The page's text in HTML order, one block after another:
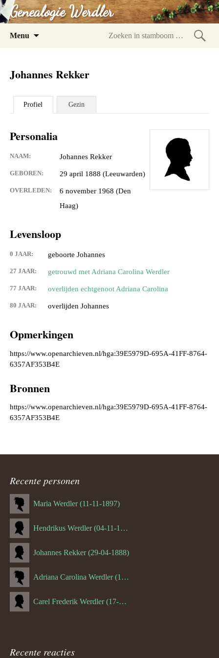
Genealogie Werdler
Menu
Johannes Rekker
Profiel Gezin
Personalia
NAAM: Johannes Rekker
GEBOREN: 29 april 1888 (Leeuwarden)
OVERLEDEN:
6 november 1968 (Den
Haag)
Levensloop
0 JAAR: geboorte Johannes
27 JAAR: getrouwd met Adriana Carolina Werdler
77 JAAR: overlijden echtgenoot Adriana Carolina
80 JAAR: overlijden Johannes
Opmerkingen
https://www.openarchieven.nl/hga:39E5979D-695A-41FF-8764-
6357AF353B4E
Bronnen
https://www.openarchieven.nl/hga:39E5979D-695A-41FF-8764-
6357AF353B4E
Recente personen
Maria Werdler (11-11-1897)
Hendrikus Werdler (04-11-1904)
Johannes Rekker (29-04-1888)
Adriana Carolina Werdler (18-02-1884)
Carel Frederik Werdler (17-06-1893)
Recente reacties